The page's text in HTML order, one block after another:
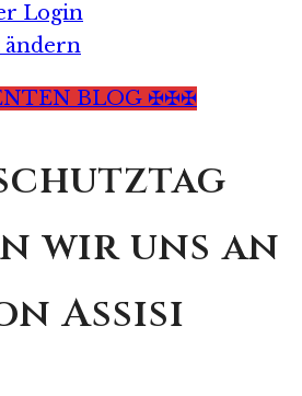
Login
ändern
BLOG ✠✠✠
wir uns an
Assisi